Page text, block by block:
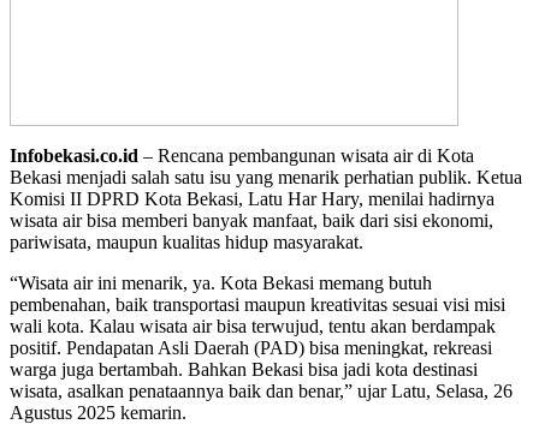
Infobekasi.co.id – Rencana pembangunan wisata air di Kota
Bekasi menjadi salah satu isu yang menarik perhatian publik. Ketua
Komisi II DPRD Kota Bekasi, Latu Har Hary, menilai hadirnya
wisata air bisa memberi banyak manfaat, baik dari sisi ekonomi,
pariwisata, maupun kualitas hidup masyarakat.
“Wisata air ini menarik, ya. Kota Bekasi memang butuh
pembenahan, baik transportasi maupun kreativitas sesuai visi misi
wali kota. Kalau wisata air bisa terwujud, tentu akan berdampak
positif. Pendapatan Asli Daerah (PAD) bisa meningkat, rekreasi
warga juga bertambah. Bahkan Bekasi bisa jadi kota destinasi
wisata, asalkan penataannya baik dan benar,” ujar Latu, Selasa, 26
Agustus 2025 kemarin.